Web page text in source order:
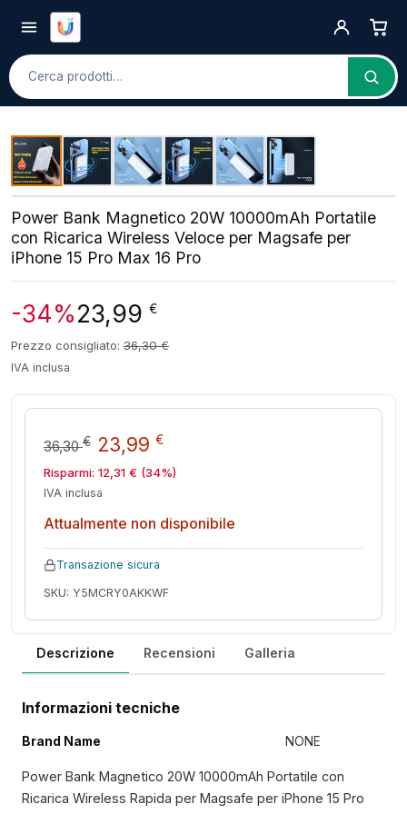
Cerca
Power Bank Magnetico 20W 10000mAh Portatile
con Ricarica Wireless Veloce per Magsafe per
iPhone 15 Pro Max 16 Pro
-34%23,99 €
Prezzo consigliato: 36,30€
IVA inclusa
36,30€ Il prezzo originale era: 36,30
23,99 €Il prezzo attuale è:
Risparmi: 12,31 € (34%)
IVA inclusa
Attualmente non disponibile
Transazione sicura
SKU: Y5MCRY0AKKWF
Descrizione Recensioni Galleria
Informazioni tecniche
Brand Name NONE
Power Bank Magnetico 20W 10000mAh Portatile con
Ricarica Wireless Rapida per Magsafe per iPhone 15 Pro